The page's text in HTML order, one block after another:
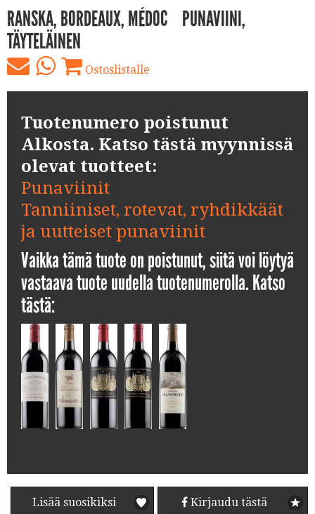
RANSKA, BORDEAUX, MÉDOC
PUNAVIINI,
TÄYTELÄINEN
Ostoslistalle
Tuotenumero poistunut
Alkosta. Katso tästä myynnissä
olevat tuotteet:
Punaviinit
Tanniiniset, rotevat, ryhdikkäät
ja uutteiset punaviinit
Vaikka tämä tuote on poistunut, siitä voi löytyä
vastaava tuote uudella tuotenumerolla. Katso
tästä:
Lisää suosikiksi Kirjaudu tästä